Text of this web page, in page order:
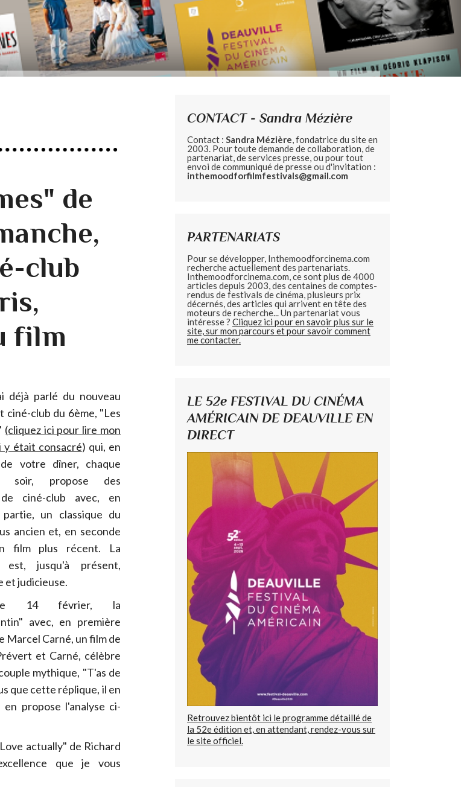
de
club
film
déjà parlé du nouveau
ciné-club du 6ème, "Les
(cliquez ici pour lire mon
y était consacré) qui, en
votre dîner, chaque
soir, propose des
de ciné-club avec, en
partie, un classique du
ancien et, en seconde
film plus récent. La
est, jusqu'à présent,
et judicieuse.
14 février, la
avec, en première
Marcel Carné, un film de
et Carné, célèbre
mythique, "T'as de
que cette réplique, il en
propose l'analyse ci-
actually" de Richard
que je vous
CONTACT - Sandra Mézière
Contact : Sandra Mézière, fondatrice du site en
2003. Pour toute demande de collaboration, de
partenariat, de services presse, ou pour tout
envoi de communiqué de presse ou d'invitation :
inthemoodforfilmfestivals@gmail.com
PARTENARIATS
Pour se développer, Inthemoodforcinema.com
recherche actuellement des partenariats.
Inthemoodforcinema.com, ce sont plus de 4000
articles depuis 2003, des centaines de comptes-
rendus de festivals de cinéma, plusieurs prix
décernés, des articles qui arrivent en tête des
moteurs de recherche... Un partenariat vous
intéresse ? Cliquez ici pour en savoir plus sur le
site, sur mon parcours et pour savoir comment
me contacter.
LE 52e FESTIVAL DU CINÉMA
AMÉRICAIN DE DEAUVILLE EN
DIRECT
Retrouvez bientôt ici le programme détaillé de
la 52e édition et, en attendant, rendez-vous sur
le site officiel.